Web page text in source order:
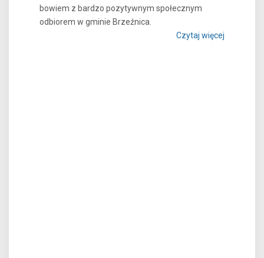
bowiem z bardzo pozytywnym społecznym
odbiorem w gminie Brzeźnica.
Czytaj więcej